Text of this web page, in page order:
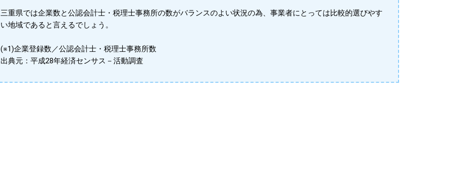
三重県では企業数と公認会計士・税理士事務所の数がバランスのよい状況の為、事業者にとっては比較的選びやす
い地域であると言えるでしょう。
(※1)企業登録数／公認会計士・税理士事務所数
出典元：平成28年経済センサス－活動調査